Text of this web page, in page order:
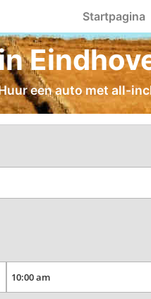
Startpagina
een auto met all-